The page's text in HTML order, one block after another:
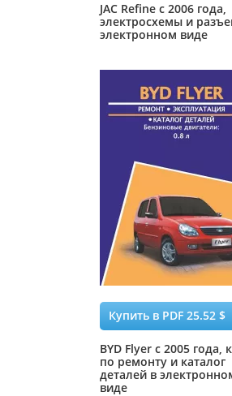
JAC Refine с 2006 года,
электросхемы и
электронном виде
Купить в PDF 25.52 $
BYD Flyer с 2005 года,
по ремонту и каталог
деталей в
виде